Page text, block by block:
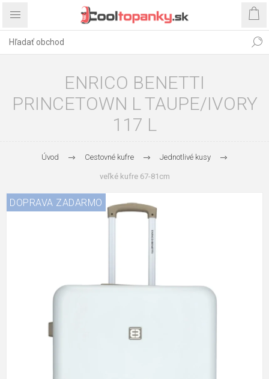
ENRICO BENETTI
PRINCETOWN L TAUPE/IVORY
117 L
Úvod Cestovné kufre Jednotlivé kusy
veľké kufre 67-81cm
DOPRAVA ZADARMO